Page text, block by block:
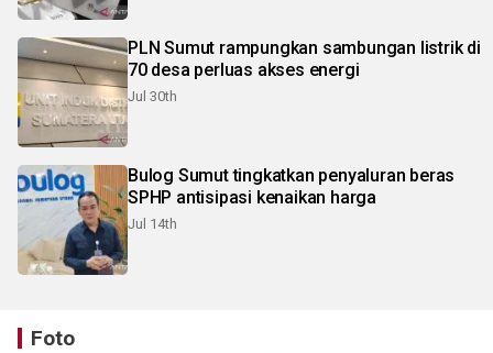
PLN Sumut rampungkan sambungan listrik di
70 desa perluas akses energi
Jul 30th
Bulog Sumut tingkatkan penyaluran beras
SPHP antisipasi kenaikan harga
Jul 14th
Foto